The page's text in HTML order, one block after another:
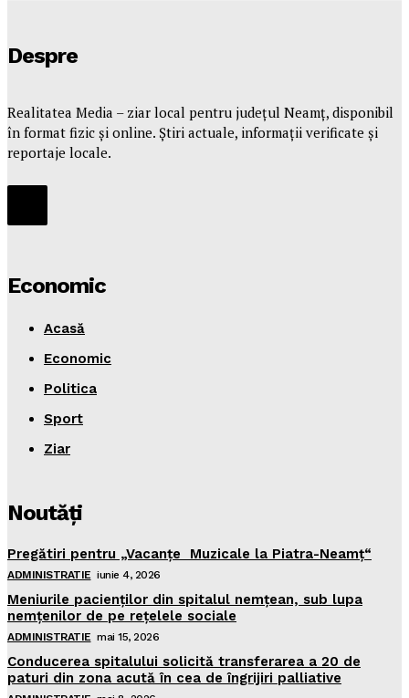
Despre
Realitatea Media – ziar local pentru județul Neamț, disponibil
în format fizic și online. Știri actuale, informații verificate și
reportaje locale.
Economic
Acasă
Economic
Politica
Sport
Ziar
Noutăţi
Pregătiri pentru „Vacanţe Muzicale la Piatra-Neamţ“
ADMINISTRATIE iunie 4, 2026
Meniurile pacienţilor din spitalul nemţean, sub lupa
nemţenilor de pe reţelele sociale
ADMINISTRATIE mai 15, 2026
Conducerea spitalului solicită transferarea a 20 de
paturi din zona acută în cea de îngrijiri palliative